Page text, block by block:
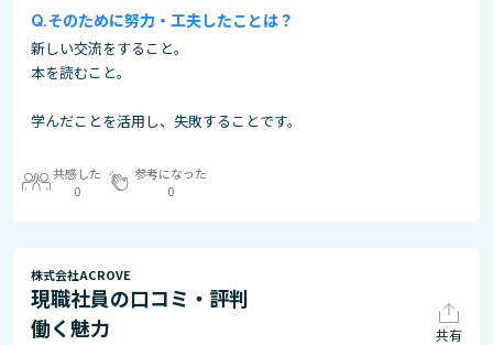
そのために努力・工夫したことは？
新しい交流をすること。
本を読むこと。
学んだことを活用し、失敗することです。
共感した
0
参考になった
0
株式会社ACROVE
現職社員の口コミ・評判
働く魅力
共有